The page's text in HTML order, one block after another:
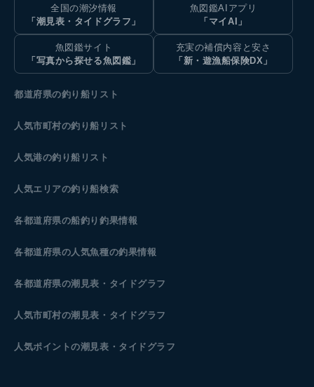
全国の潮汐情報
「潮見表・タイドグラフ」
魚図鑑AIアプリ
「マイAI」
魚図鑑サイト
「写真から探せる魚図鑑」
充実の補償内容と安さ
「新・遊漁船保険DX」
都道府県の釣り船リスト
人気市町村の釣り船リスト
人気港の釣り船リスト
人気エリアの釣り船検索
各都道府県の船釣り釣果情報
各都道府県の人気魚種の釣果情報
各都道府県の潮見表 ・タイドグラフ
人気市町村の潮見表・タイドグラフ
人気ポイントの潮見表・タイドグラフ